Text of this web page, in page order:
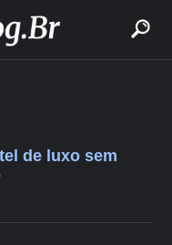
de luxo sem